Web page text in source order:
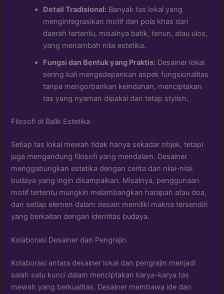
Detail Tradisional: Banyak tas lokal yang
mengintegrasikan motif dan pola khas dari
daerah tertentu, misalnya batik, tenun, atau ulos,
yang menambah nilai estetika.
Fungsi dan Bentuk yang Praktis: Desainer lokal
sering kali mengedepankan aspek fungsionalitas
tanpa mengorbankan keindahan, menciptakan
tas yang nyaman dipakai dan tetap stylish.
Filosofi di Balik Estetika
Setiap tas lokal mewah tidak hanya sekadar objek, tetapi
juga mengandung filosofi yang mendalam. Desainer
menggabungkan estetika dengan cerita dan nilai-nilai
budaya yang ingin disampaikan. Misalnya, penggunaan
motif tertentu mungkin melambangkan harapan atau doa,
dan setiap elemen dalam desain memiliki makna tersendiri
yang berkaitan dengan identitas budaya.
Kolaborasi Desainer dan Pengrajin
Kolaborasi antara desainer lokal dan pengrajin menjadi
salah satu kunci dalam menciptakan karya-karya tas
mewah yang berkualitas. Desainer membawa ide dan